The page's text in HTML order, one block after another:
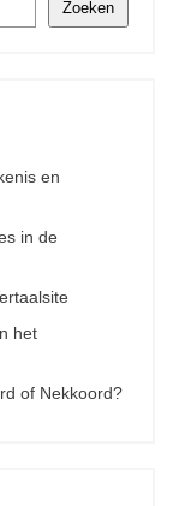
Zoeken
en
in de
het
of Nekkoord?